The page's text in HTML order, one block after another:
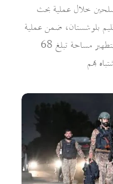
الأمن الباكستانية مقتل 3 مسلحين خلال عملية بحث
بلوشستان، ضمن عملية
«رد الفتنة 3»، فيما أفادت مصادر أمنية بتطهير مساحة تبلغ 68